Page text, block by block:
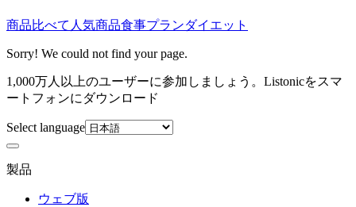
商品比べて 人気商品食事プランダイエット
Sorry! We could not find your page.
1,000万人以上のユーザーに参加しましょう。Listonicをスマ
ートフォンにダウンロード
Select language
製品
ウェブ版